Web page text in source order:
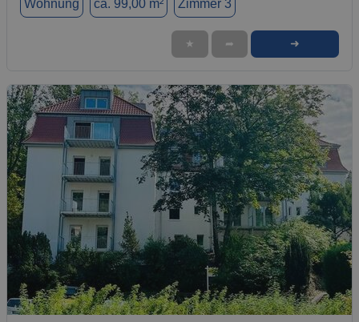
Wohnung ca. 99,00 m² Zimmer 3
★ ➦ ➜
1 / 4